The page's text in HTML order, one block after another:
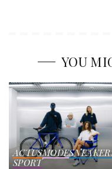
YOU
ACTUSMODE
SPORT